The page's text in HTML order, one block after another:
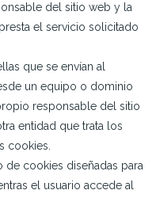
del sitio web y la
el servicio solicitado
que se envían al
un equipo o dominio
responsable del sitio
entidad que trata los
cookies.
de cookies diseñadas para
el usuario accede al